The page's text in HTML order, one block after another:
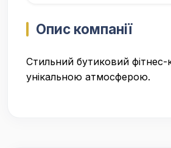
Опис компанії
Стильний бутиковий фітнес-
унікальною атмосферою.